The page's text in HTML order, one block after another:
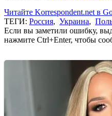
Читайте Korrespondent.net в
ТЕГИ: Россия, Украина,
Если вы заметили ошибку,
нажмите Ctrl+Enter, чтобы